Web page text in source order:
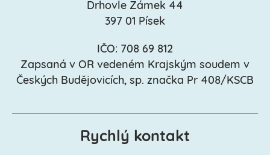
Drhovle Zámek 44
397 01 Písek
IČO: 708 69 812
Zapsaná v OR vedeném Krajským soudem v
Českých Budějovicích, sp. značka Pr 408/KSCB
Rychlý kontakt